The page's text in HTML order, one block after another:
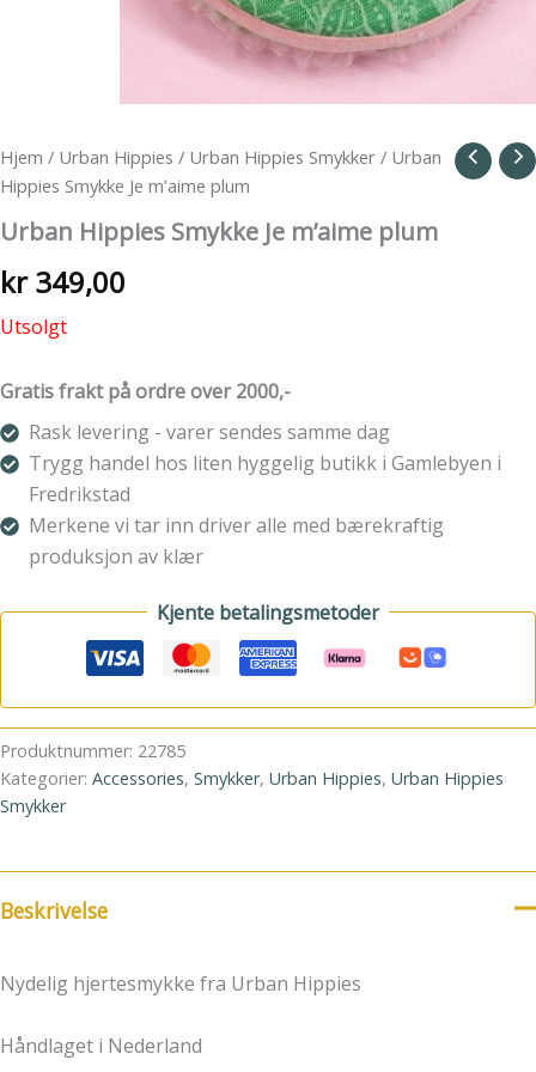
Hjem / Urban Hippies / Urban Hippies Smykker / Urban
Hippies Smykke Je m’aime plum
Urban Hippies Smykke Je m’aime plum
kr349,00
Utsolgt
Gratis frakt på ordre over 2000,-
Rask levering - varer sendes samme dag
Trygg handel hos liten hyggelig butikk i Gamlebyen i
Fredrikstad
Merkene vi tar inn driver alle med bærekraftig
produksjon av klær
Kjente betalingsmetoder
Produktnummer: 22785
Kategorier: Accessories, Smykker, Urban Hippies, Urban Hippies
Smykker
Beskrivelse
Nydelig hjertesmykke fra Urban Hippies
Håndlaget i Nederland